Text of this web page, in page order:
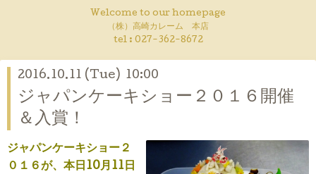
Welcome to our homepage
（株）高崎カレーム 本店
tel : 027-362-8672
2016.10.11 (Tue) 10:00
ジャパンケーキショー２０１６開催
＆入賞！
ジャパンケーキショー２
０１６が、本日10月11日